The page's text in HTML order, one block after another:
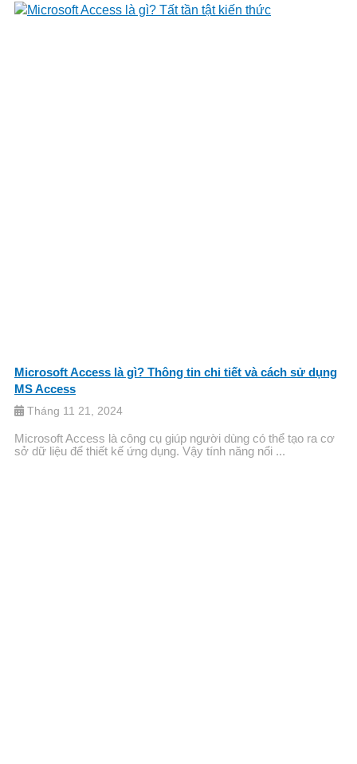
Microsoft Access là gì? Thông tin chi tiết và cách sử dụng
MS Access
Tháng 11 21, 2024
Microsoft Access là công cụ giúp người dùng có thể tạo ra cơ
sở dữ liệu để thiết kế ứng dụng. Vậy tính năng nổi ...